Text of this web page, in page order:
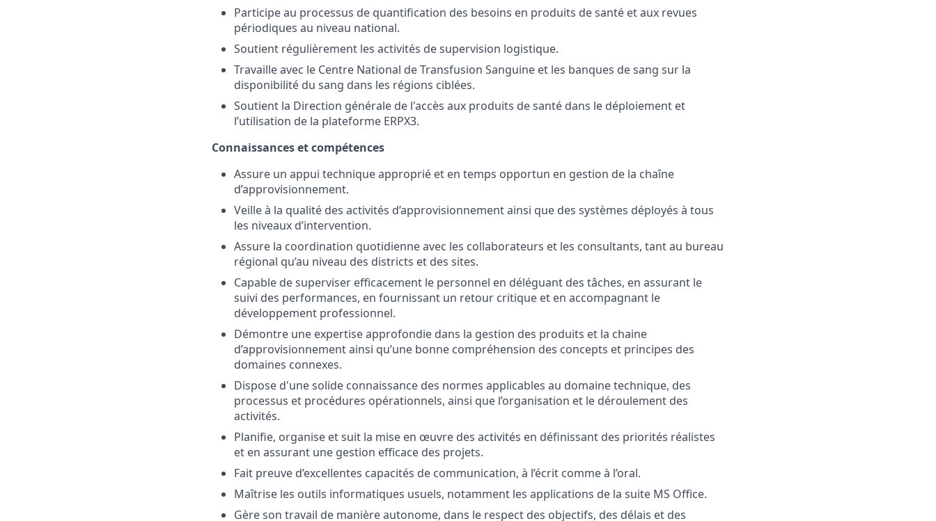
Participe au processus de quantification des besoins en produits de santé et aux revues
périodiques au niveau national.
Soutient régulièrement les activités de supervision logistique.
Travaille avec le Centre National de Transfusion Sanguine et les banques de sang sur la
disponibilité du sang dans les régions ciblées.
Soutient la Direction générale de l'accès aux produits de santé dans le déploiement et
l’utilisation de la plateforme ERPX3.
Connaissances et compétences
Assure un appui technique approprié et en temps opportun en gestion de la chaîne
d’approvisionnement.
Veille à la qualité des activités d’approvisionnement ainsi que des systèmes déployés à tous
les niveaux d’intervention.
Assure la coordination quotidienne avec les collaborateurs et les consultants, tant au bureau
régional qu’au niveau des districts et des sites.
Capable de superviser efficacement le personnel en déléguant des tâches, en assurant le
suivi des performances, en fournissant un retour critique et en accompagnant le
développement professionnel.
Démontre une expertise approfondie dans la gestion des produits et la chaine
d’approvisionnement ainsi qu’une bonne compréhension des concepts et principes des
domaines connexes.
Dispose d'une solide connaissance des normes applicables au domaine technique, des
processus et procédures opérationnels, ainsi que l’organisation et le déroulement des
activités.
Planifie, organise et suit la mise en œuvre des activités en définissant des priorités réalistes
et en assurant une gestion efficace des projets.
Fait preuve d’excellentes capacités de communication, à l’écrit comme à l’oral.
Maîtrise les outils informatiques usuels, notamment les applications de la suite MS Office.
Gère son travail de manière autonome, dans le respect des objectifs, des délais et des